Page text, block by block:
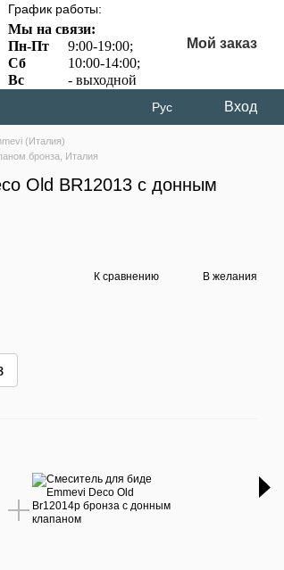
График работы:
Мы на связи:
Пн-Пт
9:00-19:00;
Сб
10:00-14:00;
Вс
- выходной
Мой заказ
Рус Вход
(Италия)
бронза, Италия
Old BR12013 с донным
К сравнению В желания